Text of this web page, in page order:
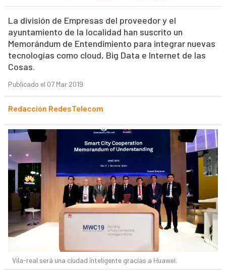
La división de Empresas del proveedor y el
ayuntamiento de la localidad han suscrito un
Memorándum de Entendimiento para integrar nuevas
tecnologías como cloud, Big Data e Internet de las
Cosas.
Publicado el 07 Mar 2019
Redacción RedesTelecom
Vila-real será una ciudad inteligente gracias a Huawei.